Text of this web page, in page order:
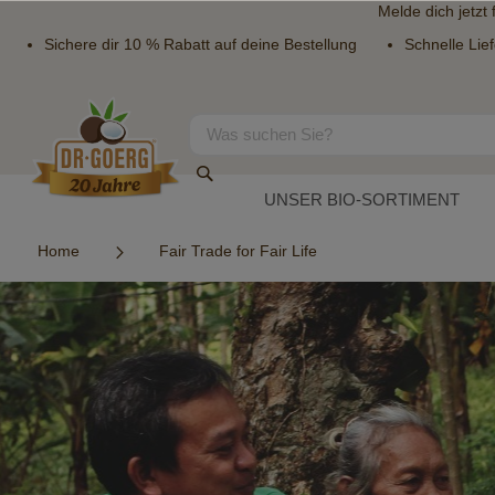
Melde dich jetzt
Sichere dir 10 % Rabatt auf deine Bestellung
Schnelle
Inhalt
Suche
UNSER BIO-SORTIMENT
Home Fair Trade for Fair Life